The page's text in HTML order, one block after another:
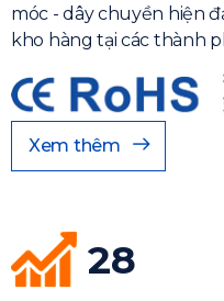
móc - dây chuyền hiện
kho hàng tại các thành
Xem thêm
28